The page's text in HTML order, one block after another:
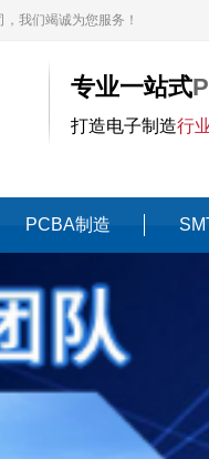
我们竭诚为您服务！
专业一站式
打造电子制造行
PCBA制造